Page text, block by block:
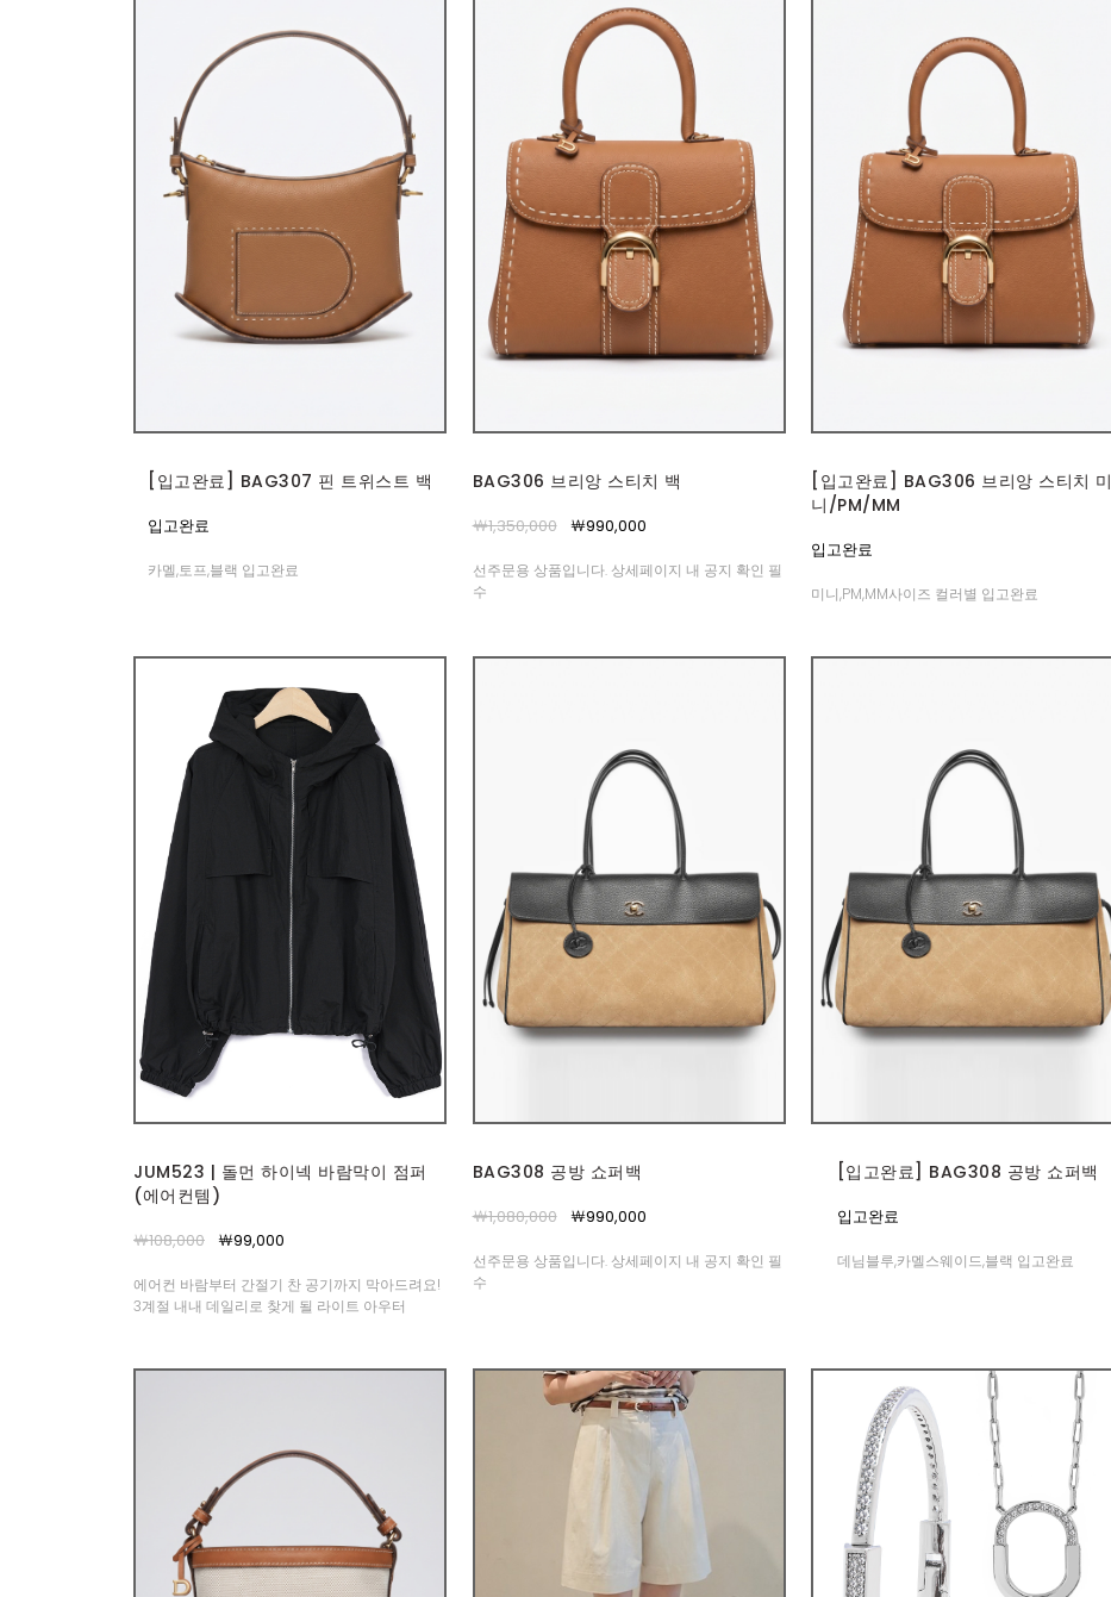
[입고완료] BAG307 핀 트위스트 백
입고완료
카멜,토프,블랙 입고완료
BAG306 브리앙 스티치 백
￦1,350,000 ￦990,000
선주문용 상품입니다. 상세페이지 내 공지 확인 필
수
[입고완료] BAG306 브리앙 스티치 미
니/PM/MM
입고완료
미니,PM,MM사이즈 컬러별 입고완료
JUM523 | 돌먼 하이넥 바람막이 점퍼
(에어컨템)
￦108,000 ￦99,000
에어컨 바람부터 간절기 찬 공기까지 막아드려요!
3계절 내내 데일리로 찾게 될 라이트 아우터
BAG308 공방 쇼퍼백
￦1,080,000 ￦990,000
선주문용 상품입니다. 상세페이지 내 공지 확인 필
수
[입고완료] BAG308 공방 쇼퍼백
입고완료
데님블루,카멜스웨이드,블랙 입고완료